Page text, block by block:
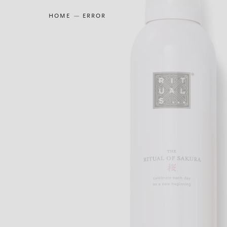
HOME ERROR